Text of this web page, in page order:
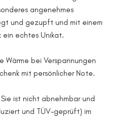
angenehmes
und gezupft und mit einem
echtes Unikat.
bei Verspannungen
mit persönlicher Note.
ist nicht abnehmbar und
und TÜV-geprüft) im